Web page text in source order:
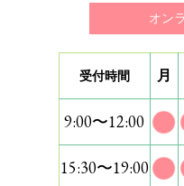
オン
受付時間 月
9:00〜12:00
15:30〜19:00